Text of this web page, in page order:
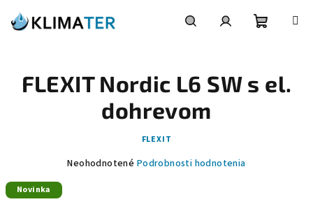
obsah
košík
FLEXIT Nordic L6 SW s el.
dohrevom
FLEXIT
Priemerné
Neohodnotené Podrobnosti hodnotenia
Novinka